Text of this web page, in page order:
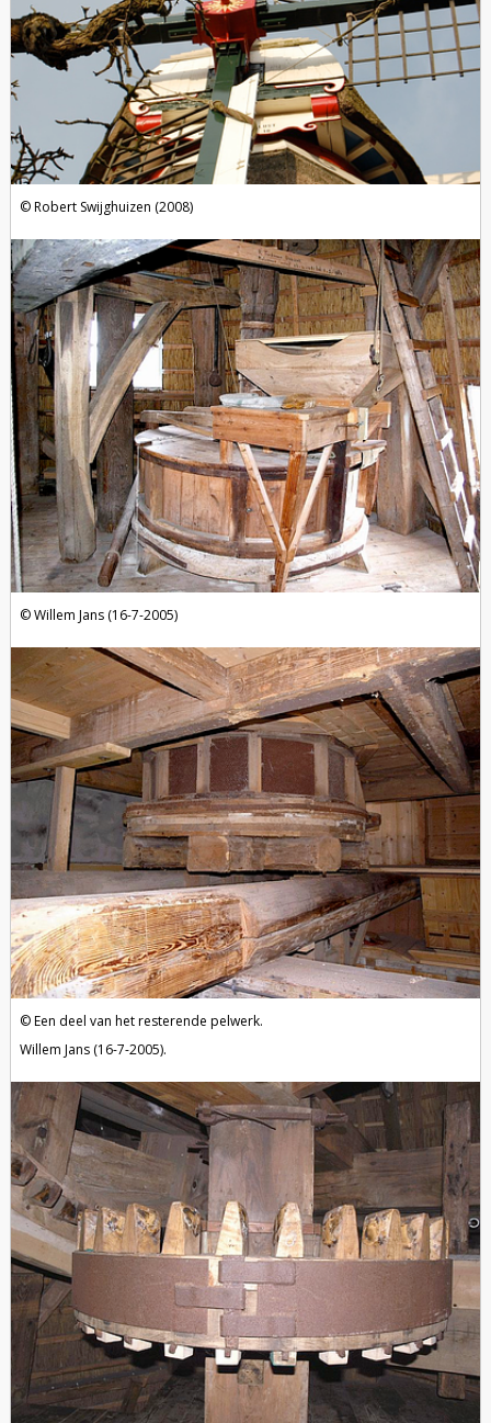
Robert Swijghuizen (2008)
Willem Jans (16-7-2005)
Een deel van het resterende pelwerk.
Willem Jans (16-7-2005).